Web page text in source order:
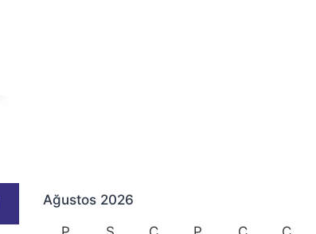
Ağustos 2026